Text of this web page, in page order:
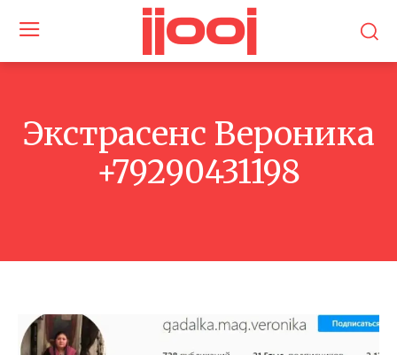
jjooj
Экстрасенс Вероника
+79290431198